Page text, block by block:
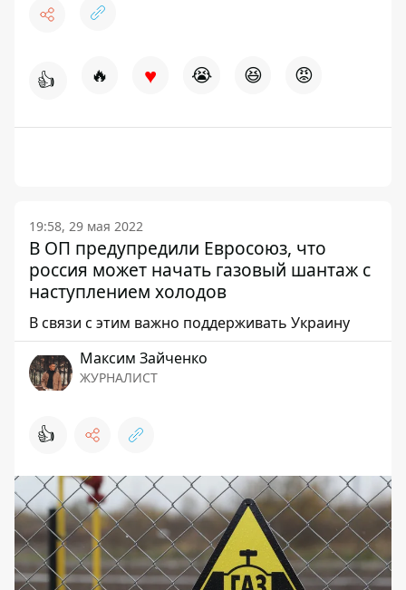
👍 🔥 ♥ 😭 😆 😡
19:58, 29 мая 2022
В ОП предупредили Евросоюз, что
россия может начать газовый шантаж с
наступлением холодов
В связи с этим важно поддерживать Украину
Максим Зайченко
ЖУРНАЛИСТ
👍